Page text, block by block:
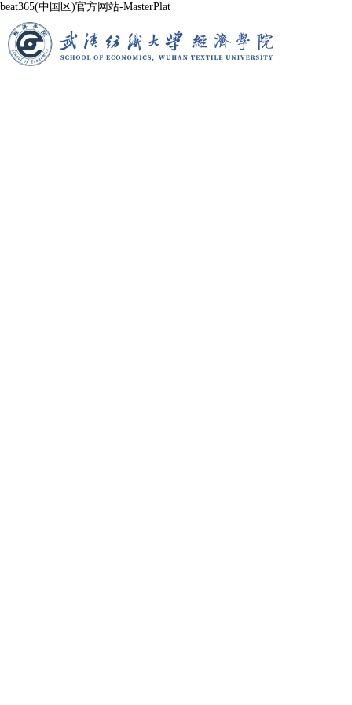
beat365(中国区)官方网站-MasterPlat